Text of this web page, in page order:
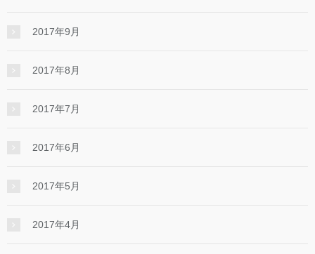
2017年9月
2017年8月
2017年7月
2017年6月
2017年5月
2017年4月